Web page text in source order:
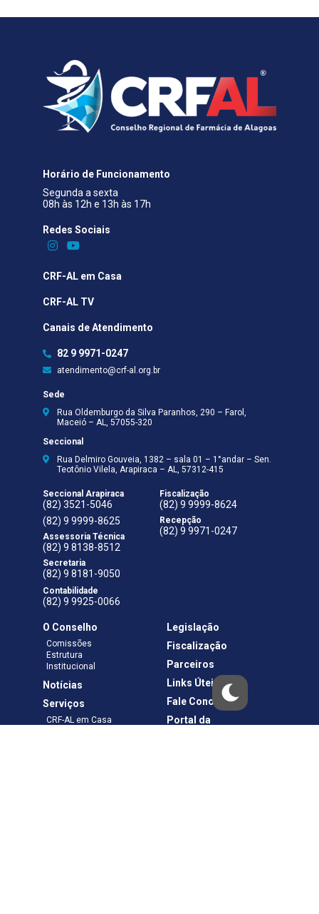
Horário de Funcionamento
Segunda a sexta
08h às 12h e 13h às 17h
Redes Sociais​
CRF-AL em Casa
CRF-AL TV
Canais de Atendimento
82 9 9971-0247
atendimento@crf-al.org.br
Sede
Rua Oldemburgo da Silva Paranhos, 290 – Farol,
Maceió – AL, 57055-320
Seccional
Rua Delmiro Gouveia, 1382 – sala 01 – 1°andar – Sen.
Teotônio Vilela, Arapiraca – AL, 57312-415
Seccional Arapiraca
(82) 3521-5046
(82) 9 9999-8625
Assessoria Técnica
(82) 9 8138-8512
Secretaria
(82) 9 8181-9050
Contabilidade
(82) 9 9925-0066
Fiscalização
(82) 9 9999-8624
Recepção
(82) 9 9971-0247
O Conselho
Comissões
Estrutura
Institucional
Notícias
Serviços
CRF-AL em Casa
Legislação
Fiscalização
Parceiros
Links Úteis
Fale Conosco
Portal da